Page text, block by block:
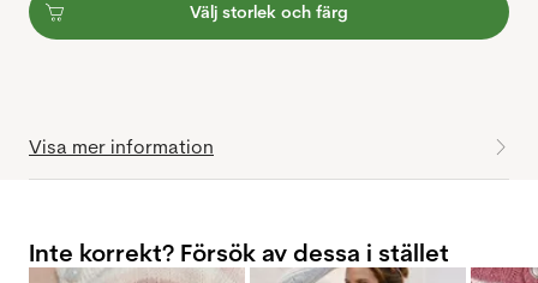
Välj storlek och färg
Visa mer information
Inte korrekt? Försök av dessa i stället